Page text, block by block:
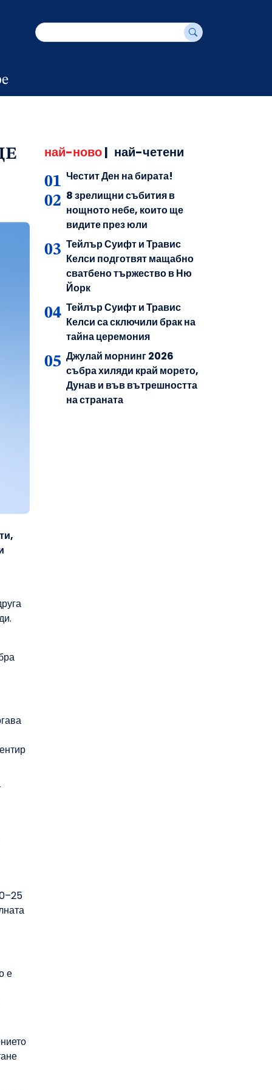
е
най-ново| най-четени
Честит Ден на бирата!
8 зрелищни събития в
нощното небе, които ще
видите през юли
Тейлър Суифт и Травис
Келси подготвят мащабно
сватбено тържество в Ню
Йорк
Тейлър Суифт и Травис
Келси са сключили брак на
тайна церемония
Джулай морнинг 2026
събра хиляди край морето,
Дунав и във вътрешността
на страната